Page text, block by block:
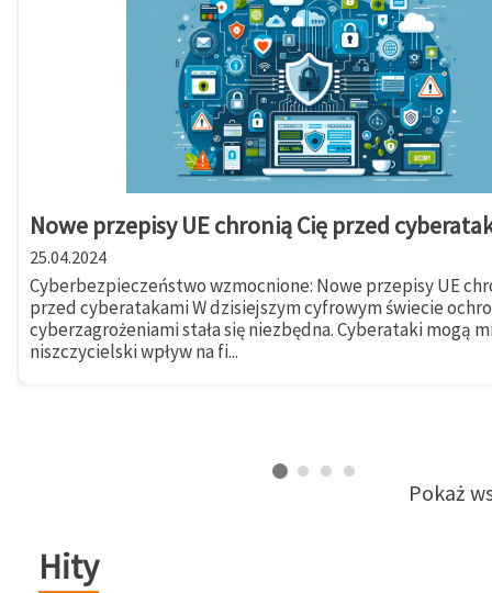
Nowe przepisy UE chronią Cię przed
25.04.2024
Cyberbezpieczeństwo wzmocnione: Nowe przepisy UE
przed cyberatakami W dzisiejszym cyfrowym świecie
cyberzagrożeniami stała się niezbędna. Cyberataki mogą
niszczycielski wpływ na fi...
Pokaż
Hity